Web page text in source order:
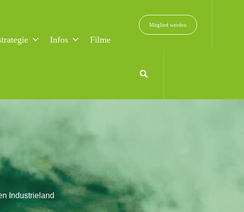
Infos
Filme
Mitglied werden
Industrieland